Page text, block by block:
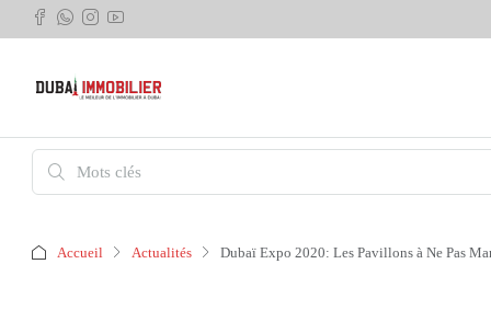
Accueil Actualités Dubaï Expo 2020: Les Pavillons à Ne Pas